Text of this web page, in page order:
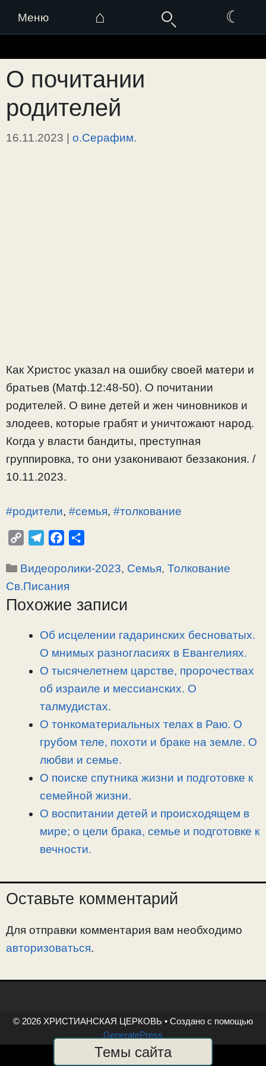
Меню ⌂ ☾
к
содержимому
О почитании
родителей
16.11.2023 | о.Серафим.
Как Христос указал на ошибку своей матери и
братьев (Матф.12:48-50). О почитании
родителей. О вине детей и жен чиновников и
злодеев, которые грабят и уничтожают народ.
Когда у власти бандиты, преступная
группировка, то они узаконивают беззакония. /
10.11.2023.
#родители, #семья, #толкование
p
y
L
l
e
g
a
c
e
b
п
а
Рубрики
Видеоролики-2023, Семья,Толкование
Св.Писания
Похожие записи
Об исцелении гадаринских бесноватых.
О мнимых разногласиях в Евангелиях.
О тысячелетнем царстве, пророчествах
об израиле и мессианских. О
талмудистах.
О тонкоматериальных телах в Раю. О
грубом теле, похоти и браке на земле. О
любви и семье.
О поиске спутника жизни и подготовке к
семейной жизни.
О воспитании детей и происходящем в
мире; о цели брака, семье и подготовке к
вечности.
Оставьте комментарий
Для отправки комментария вам необходимо
авторизоваться.
© 2026 ХРИСТИАНСКАЯ ЦЕРКОВЬ • Создано с помощью
GeneratePress
Темы сайта